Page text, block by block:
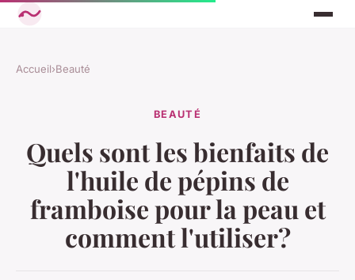
Accueil›Beauté
BEAUTÉ
Quels sont les bienfaits de
l'huile de pépins de
framboise pour la peau et
comment l'utiliser?